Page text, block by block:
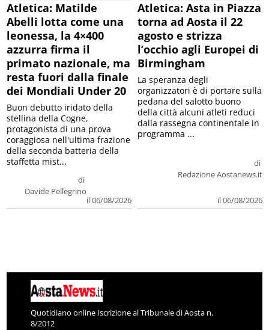
Atletica: Matilde
Abelli lotta come una
leonessa, la 4×400
azzurra firma il
primato nazionale, ma
resta fuori dalla finale
dei Mondiali Under 20
di
Davide Pellegrino
il 06/08/2026
Buon debutto iridato della
stellina della Cogne,
protagonista di una prova
coraggiosa nell'ultima frazione
della seconda batteria della
staffetta mist...
Atletica: Asta in Piazza
torna ad Aosta il 22
agosto e strizza
l’occhio agli Europei di
Birmingham
di
Redazione Aostanews.it
il 06/08/2026
La speranza degli
organizzatori è di portare sulla
pedana del salotto buono
della città alcuni atleti reduci
dalla rassegna continentale in
programma ...
Quotidiano online Iscrizione al Tribunale di Aosta n.
8/2012